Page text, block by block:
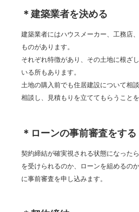
＊建築業者を決める
建築業者にはハウスメーカー、工務店
ものがあります。
それぞれ特徴があり、その土地に根ざ
いる所もあります。
土地の購入前でも住居建設について相
相談し、見積もりを立ててもらうこと
＊ローンの事前審査をする
契約締結が確実視される状態になった
を受けられるのか、ローンを組めるの
に事前審査を申し込みます。